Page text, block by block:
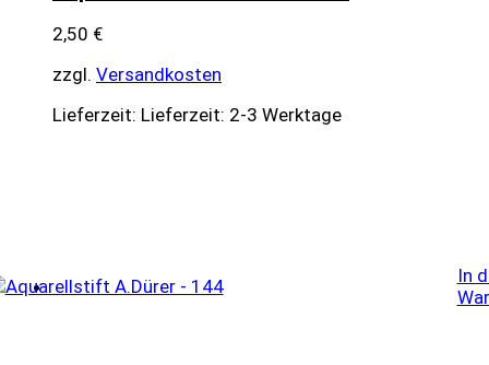
2,50 €
zzgl. Versandkosten
Lieferzeit: Lieferzeit: 2-3 Werktage
In